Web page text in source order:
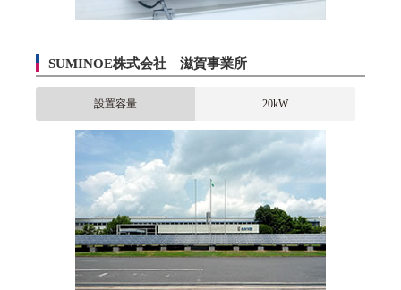
SUMINOE株式会社 滋賀事業所
設置容量 20kW